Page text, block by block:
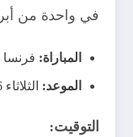
في واحدة من أبرز مباريات كأس العالم 2026 يلتقي
المباراة: فرنسا
الموعد: الثلاثاء 16 يونيو 2026.
التوقيت: